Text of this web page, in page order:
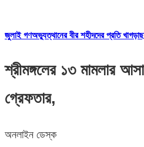
জুলাই গণঅভ্যুত্থানের বীর শহীদদের প্রতি
শ্রীমঙ্গলের ১৩ মামলার
গ্রেফতার,
অনলাইন ডেস্ক